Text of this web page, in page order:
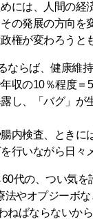
には、人間の経
の発展の方向を
権が変わろうと
ならば、健康維
収の10％程度＝
し、「バグ」が
内検査、とき
行いながら日々
代の、つい気
法やオプジーボ
ねばならないから